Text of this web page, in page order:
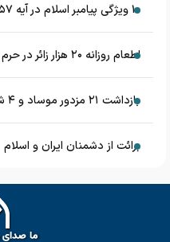
۱۰ ویژگی پیامبر اسلام در آیه ۱۵۷ سوره اعراف
اطعام روزانه ۲۰ هزار زائر در حرم بانوی کرامت تا پایان ماه صفر
بازداشت ۲۱ مزدور موساد و ۴ شرور مسلح توسط وزارت اطلاعات
برائت از دشمنان ایران و اسلام